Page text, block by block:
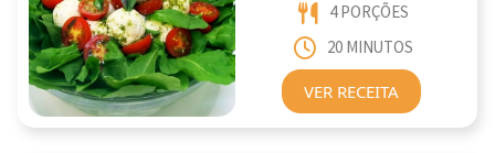
4 PORÇÕES
20 MINUTOS
VER RECEITA